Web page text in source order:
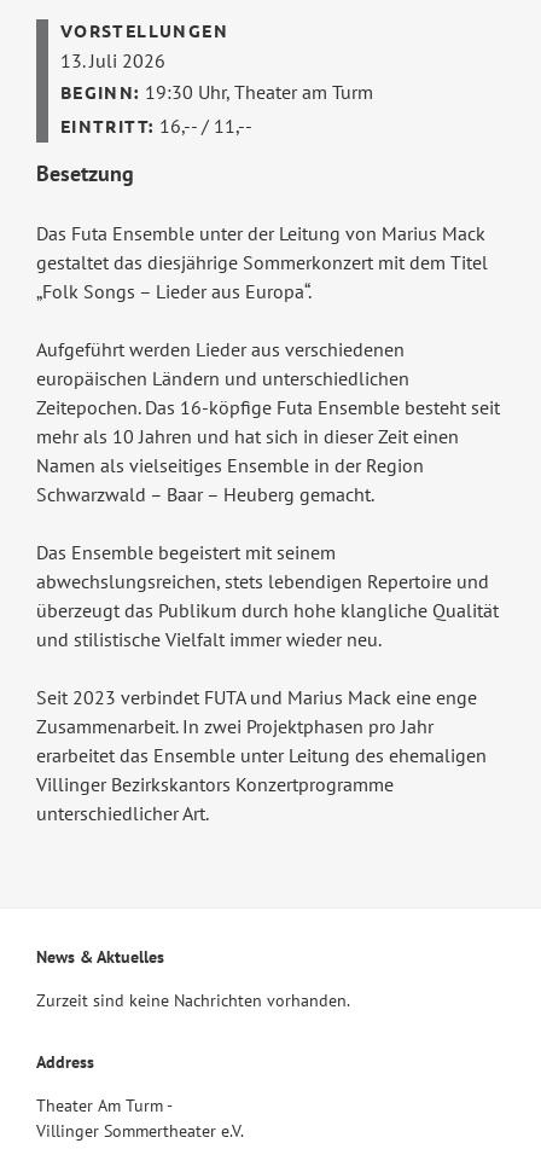
13. Juli 2026
19:30 Uhr,Theater am Turm
16,-- / 11,--
Besetzung
Das Futa Ensemble unter der Leitung von Marius Mack
gestaltet das diesjährige Sommerkonzert mit dem Titel
„Folk Songs – Lieder aus Europa“.
Aufgeführt werden Lieder aus verschiedenen
europäischen Ländern und unterschiedlichen
Zeitepochen. Das 16-köpfige Futa Ensemble besteht seit
mehr als 10 Jahren und hat sich in dieser Zeit einen
Namen als vielseitiges Ensemble in der Region
Schwarzwald – Baar – Heuberg gemacht.
Das Ensemble begeistert mit seinem
abwechslungsreichen, stets lebendigen Repertoire und
überzeugt das Publikum durch hohe klangliche Qualität
und stilistische Vielfalt immer wieder neu.
Seit 2023 verbindet FUTA und Marius Mack eine enge
Zusammenarbeit. In zwei Projektphasen pro Jahr
erarbeitet das Ensemble unter Leitung des ehemaligen
Villinger Bezirkskantors Konzertprogramme
unterschiedlicher Art.
News & Aktuelles
Zurzeit sind keine Nachrichten vorhanden.
Address
Theater Am Turm -
Villinger Sommertheater e.V.